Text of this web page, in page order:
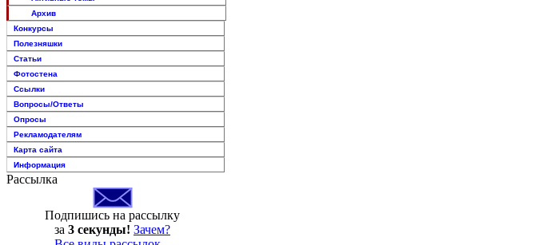
Архив
Конкурсы
Полезняшки
Статьи
Фотостена
Ссылки
Вопросы/Ответы
Опросы
Рекламодателям
Карта сайта
Информация
Рассылка
Подпишись на рассылку
за 3 секунды! Зачем?